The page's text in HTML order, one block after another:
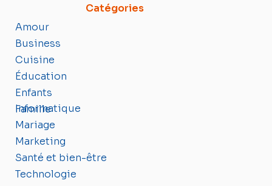
Catégories
Amour
Business
Cuisine
Éducation
Enfants
Famille
Informatique
Mariage
Marketing
Santé et bien-être
Technologie